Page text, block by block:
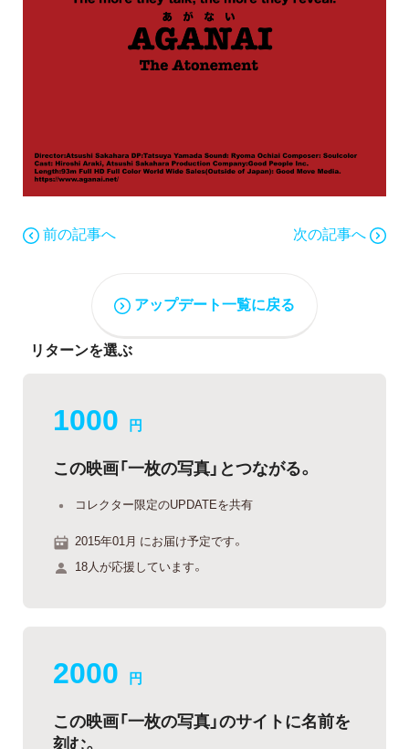
前の記事へ 次の記事へ
アップデート一覧に戻る
リターンを選ぶ
1000 円
この映画「一枚の写真」とつながる。
コレクター限定のUPDATEを共有
2015年01月 にお届け予定です。
18人が応援しています。
2000 円
この映画「一枚の写真」のサイトに名前を
刻む。